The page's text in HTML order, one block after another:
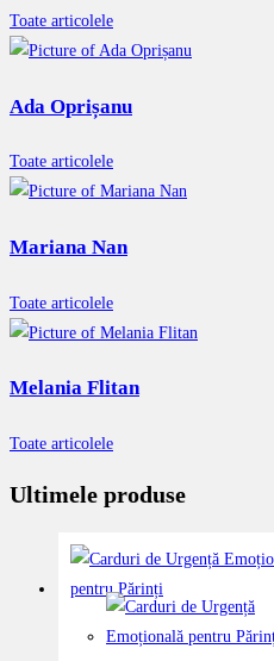
Toate articolele
Ada Oprișanu
Toate articolele
Mariana Nan
Toate articolele
Melania Flitan
Toate articolele
Ultimele produse